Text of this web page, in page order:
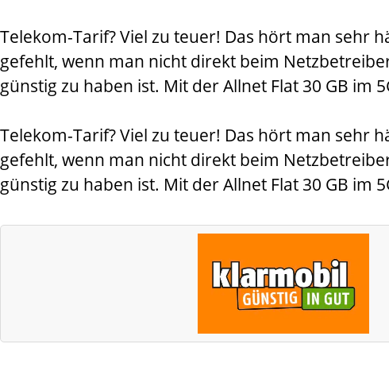
Telekom-Tarif? Viel zu teuer! Das hört man sehr
gefehlt, wenn man nicht direkt beim
günstig zu haben ist. Mit der Allnet Flat 30 GB
Telekom-Tarif? Viel zu teuer! Das hört man sehr
gefehlt, wenn man nicht direkt beim
günstig zu haben ist. Mit der Allnet Flat 30 GB